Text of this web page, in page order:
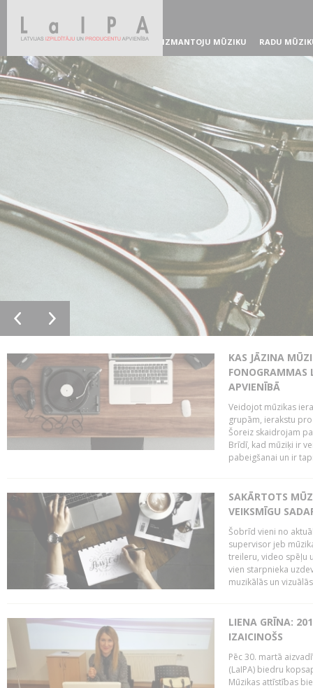
IZMANTOJU MŪZIKU RADU
KAS JĀZINA
FONOGRAMMAS
APVIENĪBĀ
Veidojot mūzikas
grupām, ierakstu
Šoreiz skaidrojam
Brīdī, kad mūziķi ir
pabeigšanai un ir
SAKĀRTOTS
VEIKSMĪGU
Šobrīd vieni no
supervisor jeb
treileru, video spēļu
vien starpnieka
muzikālās un
LIENA GRĪNA:
IZAICINOŠS
Pēc 30. martā
(LaIPA) biedru
Mūzikas attīstības